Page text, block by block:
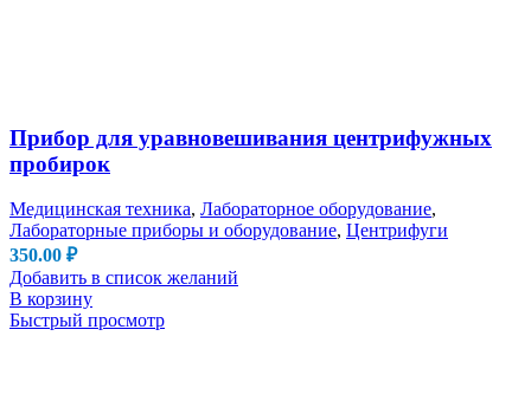
Прибор для уравновешивания центрифужных
пробирок
Медицинская техника, Лабораторное оборудование,
Лабораторные приборы и оборудование, Центрифуги
350.00 ₽
Добавить в список желаний
В корзину
Быстрый просмотр